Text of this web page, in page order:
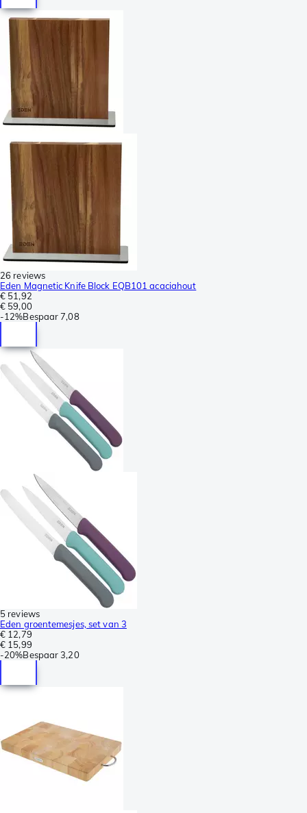
26 reviews
Eden Magnetic Knife Block EQB101 acaciahout
€ 51,92
€ 59,00
-12%Bespaar 7,08
5 reviews
Eden groentemesjes, set van 3
€ 12,79
€ 15,99
-20%Bespaar 3,20